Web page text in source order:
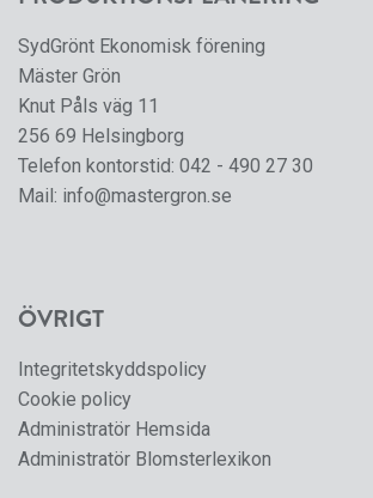
SydGrönt Ekonomisk förening
Mäster Grön
Knut Påls väg 11
256 69 Helsingborg
Telefon kontorstid: 042 - 490 27 30
Mail: info@mastergron.se
ÖVRIGT
Integritetskyddspolicy
Cookie policy
Administratör Hemsida
Administratör Blomsterlexikon